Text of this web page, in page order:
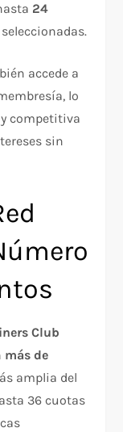
24
accede a
lo
competitiva
sin
Club
más de
amplia del
36 cuotas